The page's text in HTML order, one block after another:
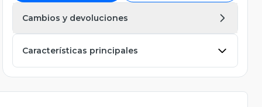
Cambios y devoluciones
Características principales